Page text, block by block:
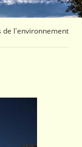
de l'environnement